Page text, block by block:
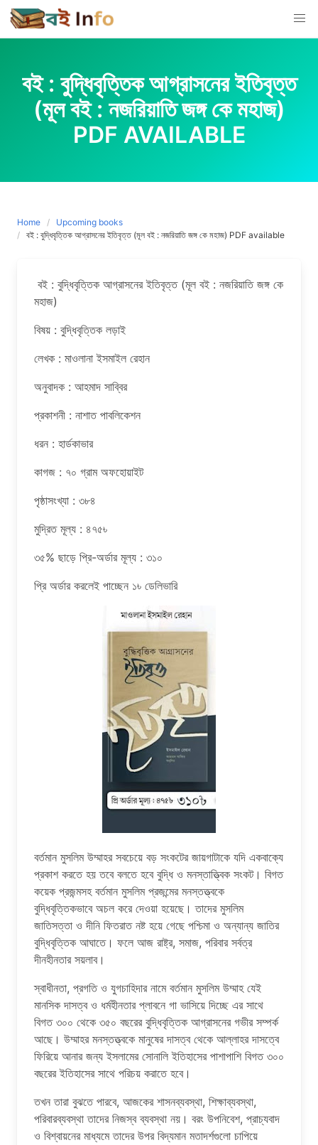
Skip
to
content
বই : বুদ্ধিবৃত্তিক আগ্রাসনের ইতিবৃত্ত
(মূল বই : নজরিয়াতি জঙ্গ কে মহাজ)
PDF AVAILABLE
Home
Upcoming books
বই : বুদ্ধিবৃত্তিক আগ্রাসনের ইতিবৃত্ত (মূল বই : নজরিয়াতি জঙ্গ কে মহাজ) PDF available
বই : বুদ্ধিবৃত্তিক আগ্রাসনের ইতিবৃত্ত (মূল বই : নজরিয়াতি জঙ্গ কে
মহাজ)
বিষয় : বুদ্ধিবৃত্তিক লড়াই
লেখক : মাওলানা ইসমাইল রেহান
অনুবাদক : আহমাদ সাব্বির
প্রকাশনী : নাশাত পাবলিকেশন
ধরন : হার্ডকাভার
কাগজ : ৭০ গ্রাম অফহোয়াইট
পৃষ্ঠাসংখ্যা : ৩৮৪
মুদ্রিত মূল্য : ৪৭৫৳
৩৫% ছাড়ে প্রি-অর্ডার মূল্য : ৩১০
প্রি অর্ডার করলেই পাচ্ছেন ১৳ ডেলিভারি
বর্তমান মুসলিম উম্মাহর সবচেয়ে বড় সংকটের জায়গাটাকে যদি একবাক্যে
প্রকাশ করতে হয় তবে বলতে হবে বুদ্ধি ও মনস্তাত্ত্বিক সংকট। বিগত
কয়েক প্রজন্মসহ বর্তমান মুসলিম প্রজন্মের মনস্তত্ত্বকে
বুদ্ধিবৃত্তিকভাবে অচল করে দেওয়া হয়েছে। তাদের মুসলিম
জাতিসত্তা ও দীনি ফিতরাত নষ্ট হয়ে গেছে পশ্চিমা ও অন্যান্য জাতির
বুদ্ধিবৃত্তিক আঘাতে। ফলে আজ রাষ্ট্র, সমাজ, পরিবার সর্বত্র
দীনহীনতার সয়লাব।
স্বাধীনতা, প্রগতি ও যুগচাহিদার নামে বর্তমান মুসলিম উম্মাহ যেই
মানসিক দাসত্ব ও ধর্মহীনতার প্লাবনে গা ভাসিয়ে দিচ্ছে এর সাথে
বিগত ৩০০ থেকে ৩৫০ বছরের বুদ্ধিবৃত্তিক আগ্রাসনের গভীর সম্পর্ক
আছে। উম্মাহর মনস্তত্ত্বকে মানুষের দাসত্ব থেকে আল্লাহর দাসত্বে
ফিরিয়ে আনার জন্য ইসলামের সোনালি ইতিহাসের পাশাপাশি বিগত ৩০০
বছরের ইতিহাসের সাথে পরিচয় করাতে হবে।
তখন তারা বুঝতে পারবে, আজকের শাসনব্যবস্থা, শিক্ষাব্যবস্থা,
পরিবারব্যবস্থা তাদের নিজস্ব ব্যবস্থা নয়। বরং উপনিবেশ, প্রাচ্যবাদ
ও বিশ্বায়নের মাধ্যমে তাদের উপর বিদ্যমান মতাদর্শগুলো চাপিয়ে